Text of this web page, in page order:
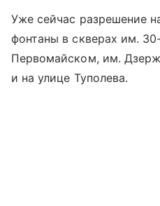
Уже сейчас разрешение
фонтаны в скверах им.
Первомайском, им.
и на улице Туполева.